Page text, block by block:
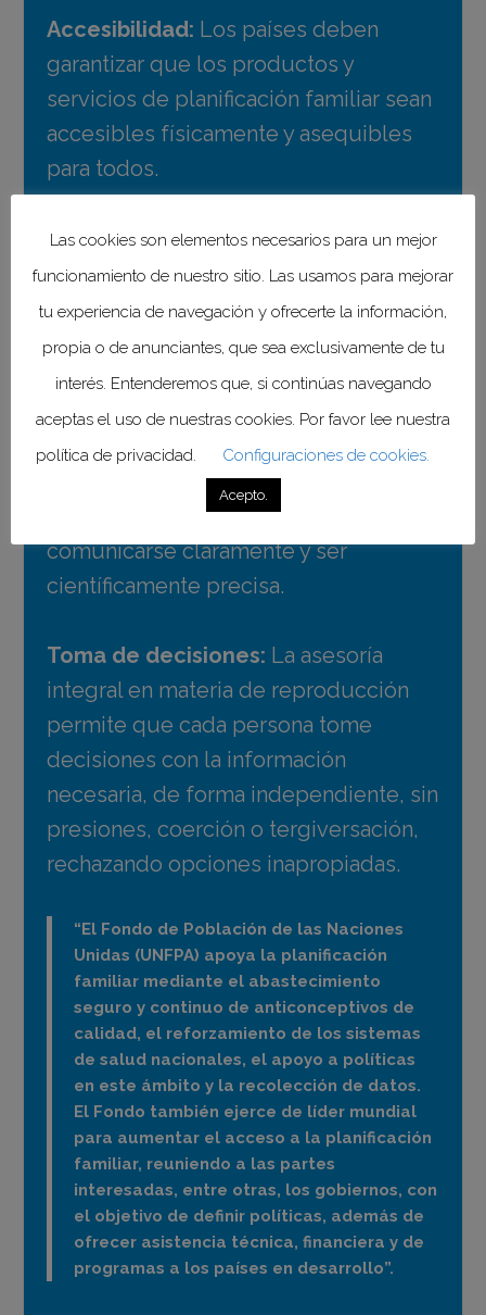
Accesibilidad: Los países deben
garantizar que los productos y
servicios de planificación familiar sean
accesibles físicamente y asequibles
para todos.
Aceptabilidad:La información y
servicios de métodos anticonceptivos
deben proporcionarse de manera
digna, respetando tanto la ética
médica moderna como la cultura de
las personas que reciben atención.
La información sobre
planificación familiar debe
comunicarse claramente y ser
científicamente precisa.
Toma de decisiones: La asesoría
integral en materia de reproducción
permite que cada persona tome
decisiones con la información
necesaria, de forma independiente, sin
presiones, coerción o tergiversación,
rechazando opciones inapropiadas.
“El Fondo de Población de las Naciones
Unidas (UNFPA) apoya la planificación
familiar mediante el abastecimiento
seguro y continuo de anticonceptivos de
calidad, el reforzamiento de los sistemas
de salud nacionales, el apoyo a políticas
en este ámbito y la recolección de datos.
El Fondo también ejerce de líder mundial
para aumentar el acceso a la planificación
familiar, reuniendo a las partes
interesadas, entre otras, los gobiernos, con
el objetivo de definir políticas, además de
ofrecer asistencia técnica, financiera y de
programas a los países en desarrollo”.
Las cookies son elementos necesarios para un mejor
funcionamiento de nuestro sitio. Las usamos para mejorar
tu experiencia de navegación y ofrecerte la información,
propia o de anunciantes, que sea exclusivamente de tu
interés. Entenderemos que, si continúas navegando
aceptas el uso de nuestras cookies. Por favor lee nuestra
política de privacidad.
Configuraciones de cookies.
Acepto.